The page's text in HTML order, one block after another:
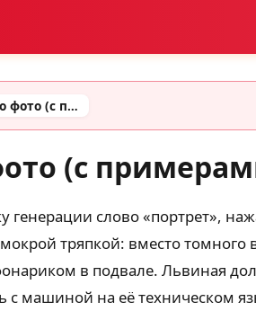
Промт для студийного фото (с примерами готовых промтов)
(с
генерации слово «портрет»,
тряпкой: вместо томного
в подвале. Львиная
с машиной на её техническом